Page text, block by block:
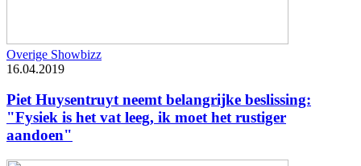
Overige Showbizz
16.04.2019
Piet Huysentruyt neemt belangrijke beslissing:
"Fysiek is het vat leeg, ik moet het rustiger
aandoen"